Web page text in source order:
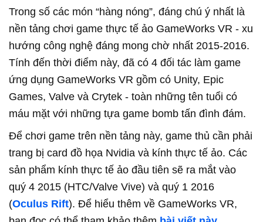
Trong số các món “hàng nóng”, đáng chú ý nhất là
nền tảng chơi game thực tế ảo GameWorks VR - xu
hướng công nghệ đáng mong chờ nhất 2015-2016.
Tính đến thời điểm này, đã có 4 đối tác làm game
ứng dụng GameWorks VR gồm có Unity, Epic
Games, Valve và Crytek - toàn những tên tuổi có
máu mặt với những tựa game bomb tấn đình đám.
Để chơi game trên nền tảng này, game thủ cần phải
trang bị card đồ họa Nvidia và kính thực tế ảo. Các
sản phẩm kính thực tế ảo đầu tiên sẽ ra mắt vào
quý 4 2015 (HTC/Valve Vive) và quý 1 2016
(Oculus Rift). Để hiểu thêm về GameWorks VR,